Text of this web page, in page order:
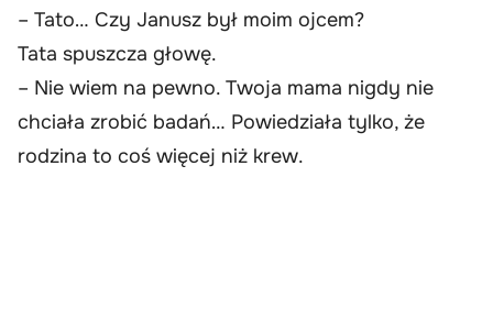
– Tato… Czy Janusz był moim ojcem?
Tata spuszcza głowę.
– Nie wiem na pewno. Twoja mama nigdy nie
chciała zrobić badań… Powiedziała tylko, że
rodzina to coś więcej niż krew.